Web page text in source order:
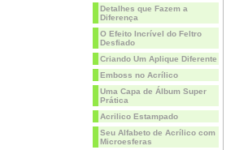
Detalhes que Fazem a
Diferença
O Efeito Incrível do Feltro
Desfiado
Criando Um Aplique Diferente
Emboss no Acrílico
Uma Capa de Álbum Super
Prática
Acrilico Estampado
Seu Alfabeto de Acrílico com
Microesferas